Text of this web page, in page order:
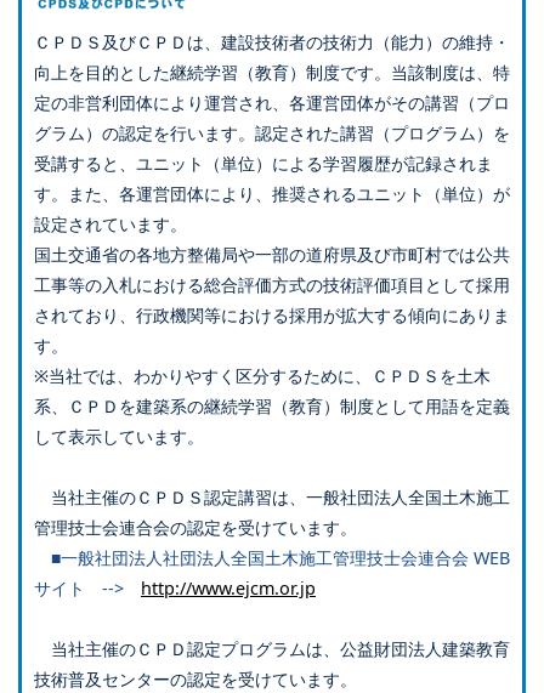
ＣＰＤＳ及びＣＰＤは、建設技術者の技術力（能力）の維持・
向上を目的とした継続学習（教育）制度です。当該制度は、特
定の非営利団体により運営され、各運営団体がその講習（プロ
グラム）の認定を行います。認定された講習（プログラム）を
受講すると、ユニット（単位）による学習履歴が記録されま
す。また、各運営団体により、推奨されるユニット（単位）が
設定されています。
国土交通省の各地方整備局や一部の道府県及び市町村では公共
工事等の入札における総合評価方式の技術評価項目として採用
されており、行政機関等における採用が拡大する傾向にありま
す。
※当社では、わかりやすく区分するために、ＣＰＤＳを土木
系、ＣＰＤを建築系の継続学習（教育）制度として用語を定義
して表示しています。
当社主催のＣＰＤＳ認定講習は、一般社団法人全国土木施工
管理技士会連合会の認定を受けています。
■一般社団法人社団法人全国土木施工管理技士会連合会 WEB
サイト --> http://www.ejcm.or.jp
当社主催のＣＰＤ認定プログラムは、公益財団法人建築教育
技術普及センターの認定を受けています。